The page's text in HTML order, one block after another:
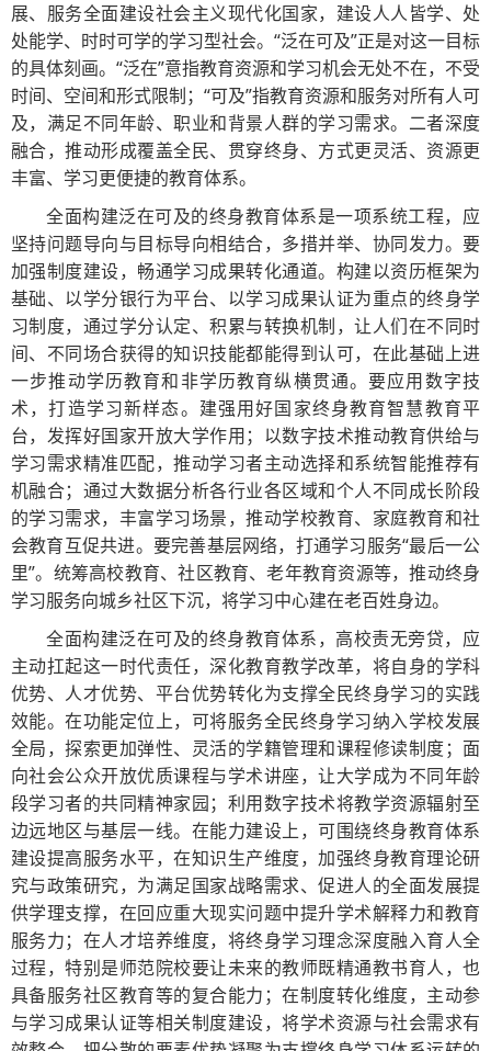
展、服务全面建设社会主义现代化国家，建设人人皆学、处
处能学、时时可学的学习型社会。“泛在可及”正是对这一目标
的具体刻画。“泛在”意指教育资源和学习机会无处不在，不受
时间、空间和形式限制；“可及”指教育资源和服务对所有人可
及，满足不同年龄、职业和背景人群的学习需求。二者深度
融合，推动形成覆盖全民、贯穿终身、方式更灵活、资源更
丰富、学习更便捷的教育体系。
全面构建泛在可及的终身教育体系是一项系统工程，应
坚持问题导向与目标导向相结合，多措并举、协同发力。要
加强制度建设，畅通学习成果转化通道。构建以资历框架为
基础、以学分银行为平台、以学习成果认证为重点的终身学
习制度，通过学分认定、积累与转换机制，让人们在不同时
间、不同场合获得的知识技能都能得到认可，在此基础上进
一步推动学历教育和非学历教育纵横贯通。要应用数字技
术，打造学习新样态。建强用好国家终身教育智慧教育平
台，发挥好国家开放大学作用；以数字技术推动教育供给与
学习需求精准匹配，推动学习者主动选择和系统智能推荐有
机融合；通过大数据分析各行业各区域和个人不同成长阶段
的学习需求，丰富学习场景，推动学校教育、家庭教育和社
会教育互促共进。要完善基层网络，打通学习服务“最后一公
里”。统筹高校教育、社区教育、老年教育资源等，推动终身
学习服务向城乡社区下沉，将学习中心建在老百姓身边。
全面构建泛在可及的终身教育体系，高校责无旁贷，应
主动扛起这一时代责任，深化教育教学改革，将自身的学科
优势、人才优势、平台优势转化为支撑全民终身学习的实践
效能。在功能定位上，可将服务全民终身学习纳入学校发展
全局，探索更加弹性、灵活的学籍管理和课程修读制度；面
向社会公众开放优质课程与学术讲座，让大学成为不同年龄
段学习者的共同精神家园；利用数字技术将教学资源辐射至
边远地区与基层一线。在能力建设上，可围绕终身教育体系
建设提高服务水平，在知识生产维度，加强终身教育理论研
究与政策研究，为满足国家战略需求、促进人的全面发展提
供学理支撑，在回应重大现实问题中提升学术解释力和教育
服务力；在人才培养维度，将终身学习理念深度融入育人全
过程，特别是师范院校要让未来的教师既精通教书育人，也
具备服务社区教育等的复合能力；在制度转化维度，主动参
与学习成果认证等相关制度建设，将学术资源与社会需求有